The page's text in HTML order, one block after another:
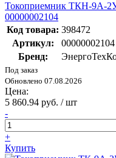
Токоприемник ТКН-9А-
00000002104
Код товара: 398472
Артикул:
00000002104
Бренд:
Под заказ
Обновлено 07.08.2026
Цена:
5 860.94 руб. / шт
-
+
Купить